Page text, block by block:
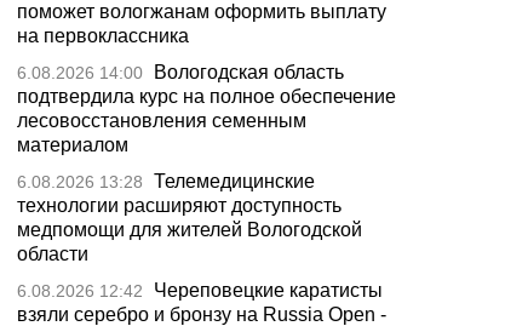
поможет вологжанам оформить выплату
на первоклассника
6.08.2026 14:00
Вологодская область
подтвердила курс на полное обеспечение
лесовосстановления семенным
материалом
6.08.2026 13:28
Телемедицинские
технологии расширяют доступность
медпомощи для жителей Вологодской
области
6.08.2026 12:42
Череповецкие каратисты
взяли серебро и бронзу на Russia Open -